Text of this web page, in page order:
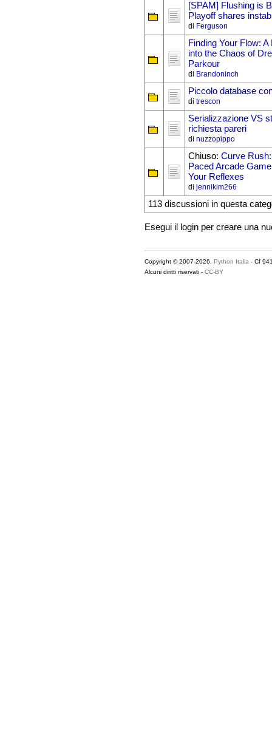
[SPAM] Flushing is
Playoff shares
di Ferguson
Finding Your Flow:
into the Chaos of
Parkour
di Brandoninch
Piccolo database
di trescon
Serializzazione VS
richiesta pareri
di nuzzopippo
Chiuso: Curve
Paced Arcade
Your Reflexes
di jennikim266
113 discussioni in questa
Esegui il login per creare una
Copyright © 2007-2026, Python Italia - Cf
Alcuni diritti riservati - CC-BY